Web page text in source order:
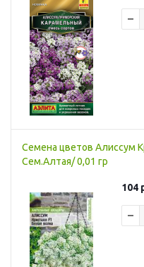
Семена цветов Алиссум
Сем.Алтая/ 0,01 гр
104